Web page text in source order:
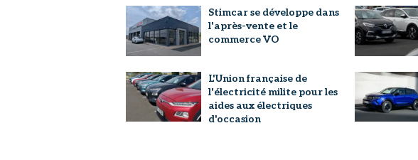
Stimcar se développe dans
l'après-vente et le
commerce VO
L'Union française de
l'électricité milite pour les
aides aux électriques
d'occasion